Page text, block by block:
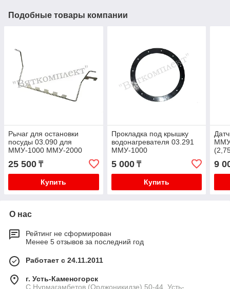
Подобные товары компании
Рычаг для остановки
посуды 03.090 для
ММУ-1000 ММУ-2000
25 500 ₸
Купить
Прокладка под крышку
водонагревателя 03.291
ММУ-1000
5 000₸
Купить
9
О нас
Рейтинг не сформирован
Менее 5 отзывов за последний год
Работает с 24.11.2011
г. Усть-Каменогорск
С.Нурмагамбетов (Орджоникидзе) 50-44, Усть-